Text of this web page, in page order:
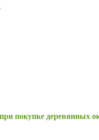
покупке деревянных